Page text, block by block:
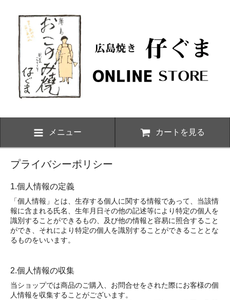
メニュー カートを見る
プライバシーポリシー
1.個人情報の定義
「個人情報」とは、生存する個人に関する情報であって、当該情
報に含まれる氏名、生年月日その他の記述等により特定の個人を
識別することができるもの、及び他の情報と容易に照合すること
ができ、それにより特定の個人を識別することができることとな
るものをいいます。
2.個人情報の収集
当ショップでは商品のご購入、お問合せをされた際にお客様の個
人情報を収集することがございます。